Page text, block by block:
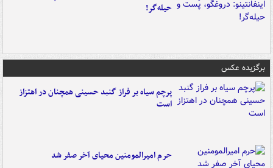
حیله‌گر!
برگزیده عکس
پرچم سیاه بر فراز گنبد حسینی همچنان در اهتزاز
است
حرم امیرالمومنین محیای آخر صفر شد